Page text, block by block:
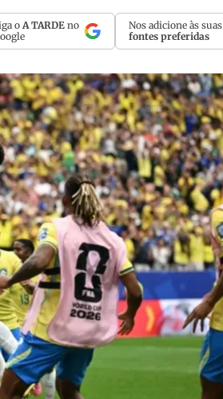
oA TARDE no
Nos adicione às suas
fontes preferidas